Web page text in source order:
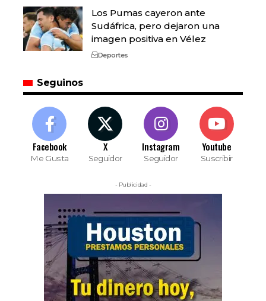
Los Pumas cayeron ante
Sudáfrica, pero dejaron una
imagen positiva en Vélez
Deportes
Seguinos
Facebook
Me Gusta
X
Seguidor
Instagram
Seguidor
Youtube
Suscribir
- Publicidad -